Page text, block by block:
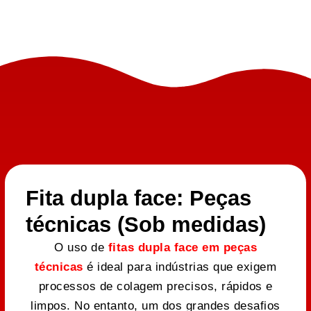
Fita dupla face: Peças
técnicas (Sob medidas)
O uso de fitas dupla face em peças
técnicas é ideal para indústrias que exigem
processos de colagem precisos, rápidos e
limpos. No entanto, um dos grandes desafios